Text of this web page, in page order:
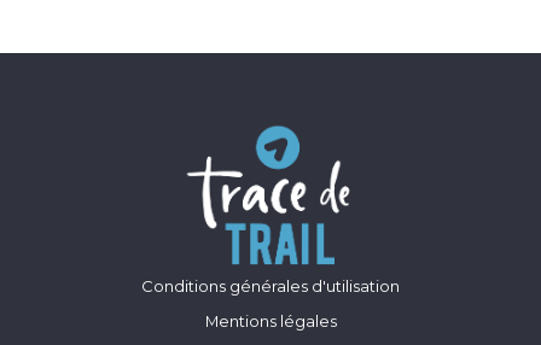
Conditions générales d'utilisation
Mentions légales